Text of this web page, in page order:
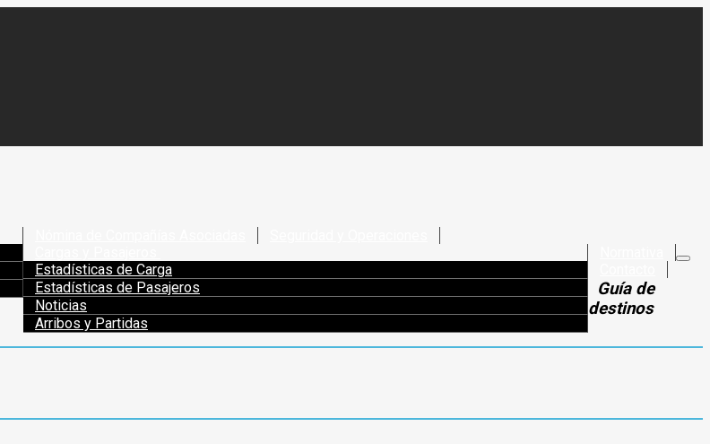
Estadísticas de Carga
Estadísticas de Pasajeros
Noticias
Arribos y Partidas
Guía de
destinos